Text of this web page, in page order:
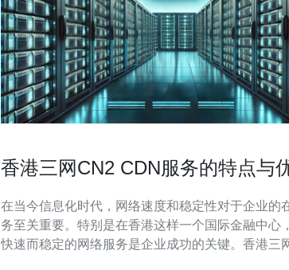
香港三网CN2 CDN服务的特点与
在当今信息化时代，网络速度和稳定性对于企业的
务至关重要。特别是在香港这样一个国际金融中心
快速而稳定的网络服务是企业成功的关键。香港三